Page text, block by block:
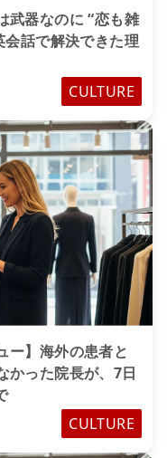
武器なのに “恋も雑
話で解決できた理
CULTURE
ー】海外の患者と
かった院長が、7日
CULTURE